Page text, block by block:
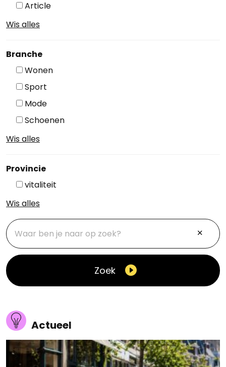
Article
Wis alles
Branche
Wonen
Sport
Mode
Schoenen
Wis alles
Provincie
vitaliteit
Wis alles
Zoek
Actueel